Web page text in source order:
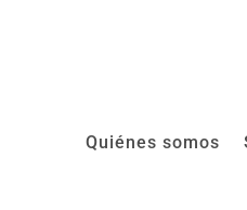
Quiénes somos